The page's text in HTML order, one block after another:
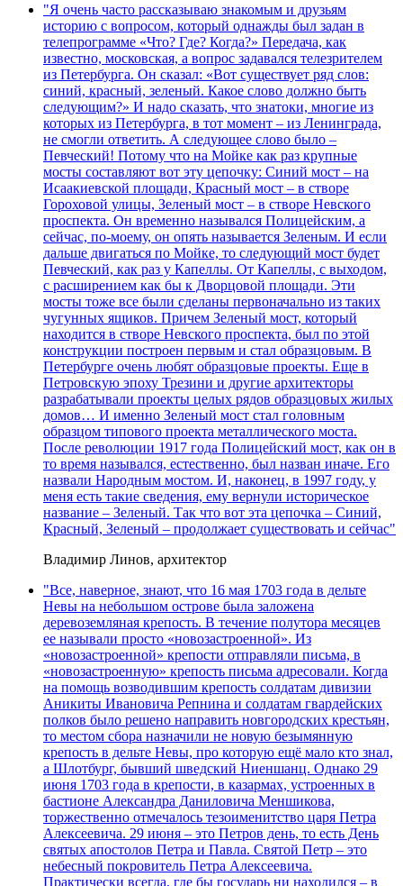
"Я очень часто рассказываю знакомым и друзьям
историю с вопросом, который однажды был задан в
телепрограмме «Что? Где? Когда?» Передача, как
известно, московская, а вопрос задавался телезрителем
из Петербурга. Он сказал: «Вот существует ряд слов:
синий, красный, зеленый. Какое слово должно быть
следующим?» И надо сказать, что знатоки, многие из
которых из Петербурга, в тот момент – из Ленинграда,
не смогли ответить. А следующее слово было –
Певческий! Потому что на Мойке как раз крупные
мосты составляют вот эту цепочку: Синий мост – на
Исаакиевской площади, Красный мост – в створе
Гороховой улицы, Зеленый мост – в створе Невского
проспекта. Он временно назывался Полицейским, а
сейчас, по-моему, он опять называется Зеленым. И если
дальше двигаться по Мойке, то следующий мост будет
Певческий, как раз у Капеллы. От Капеллы, с выходом,
с расширением как бы к Дворцовой площади. Эти
мосты тоже все были сделаны первоначально из таких
чугунных ящиков. Причем Зеленый мост, который
находится в створе Невского проспекта, был по этой
конструкции построен первым и стал образцовым. В
Петербурге очень любят образцовые проекты. Еще в
Петровскую эпоху Трезини и другие архитекторы
разрабатывали проекты целых рядов образцовых жилых
домов… И именно Зеленый мост стал головным
образцом типового проекта металлического моста.
После революции 1917 года Полицейский мост, как он в
то время назывался, естественно, был назван иначе. Его
назвали Народным мостом. И, наконец, в 1997 году, у
меня есть такие сведения, ему вернули историческое
название – Зеленый. Так что вот эта цепочка – Синий,
Красный, Зеленый – продолжает существовать и сейчас"
Владимир Линов, архитектор
"Все, наверное, знают, что 16 мая 1703 года в дельте
Невы на небольшом острове была заложена
деревоземляная крепость. В течение полутора месяцев
ее называли просто «новозастроенной». Из
«новозастроенной» крепости отправляли письма, в
«новозастроенную» крепость письма адресовали. Когда
на помощь возводившим крепость солдатам дивизии
Аникиты Ивановича Репнина и солдатам гвардейских
полков было решено направить новгородских крестьян,
то местом сбора назначили не новую безымянную
крепость в дельте Невы, про которую ещё мало кто знал,
а Шлотбург, бывший шведский Ниеншанц. Однако 29
июня 1703 года в крепости, в казармах, устроенных в
бастионе Александра Даниловича Меншикова,
торжественно отмечалось тезоименитство царя Петра
Алексеевича. 29 июня – это Петров день, то есть День
святых апостолов Петра и Павла. Святой Петр – это
небесный покровитель Петра Алексеевича.
Практически всегда, где бы государь ни находился – в